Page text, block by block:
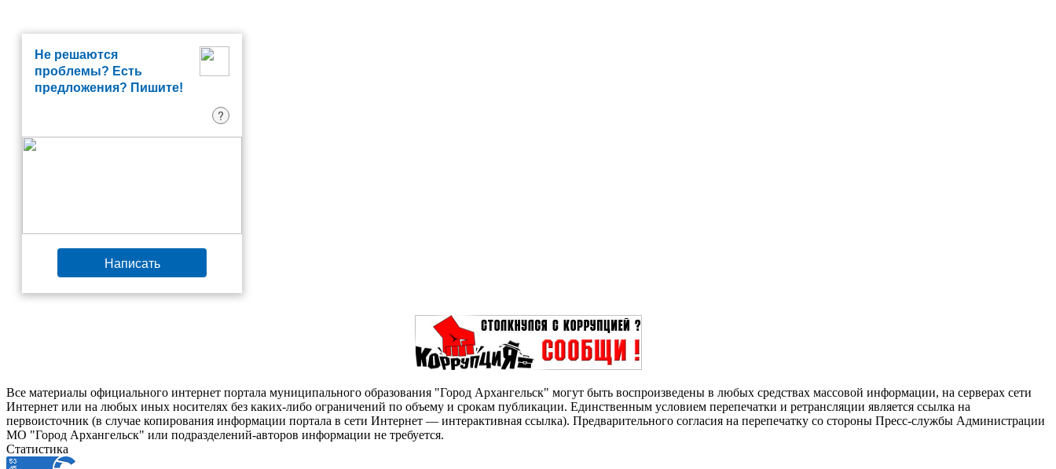
Не решаются
проблемы? Есть
предложения? Пишите!
?
Написать
Все материалы официального интернет портала муниципального образования "Город Архангельск" могут быть воспроизведены в любых средствах массовой информации, на серверах сети
Интернет или на любых иных носителях без каких-либо ограничений по объему и срокам публикации. Единственным условием перепечатки и ретрансляции является ссылка на
первоисточник (в случае копирования информации портала в сети Интернет — интерактивная ссылка). Предварительного согласия на перепечатку со стороны Пресс-службы Администрации
МО "Город Архангельск" или подразделений-авторов информации не требуется.
Статистика